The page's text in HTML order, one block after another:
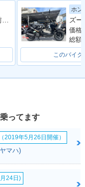
2012年 VOX・カラ
ーチェンジ
トゥデイ ＡＦ６１型 前後タイヤ新品 バッテリー新品 ブレーキシュー新品 ４サイクル キャブ車
ホン
価格:
総額:
このバイク
ってます
2019年5月26日開催）
マハ)
24日)